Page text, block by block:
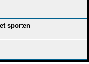
sporten